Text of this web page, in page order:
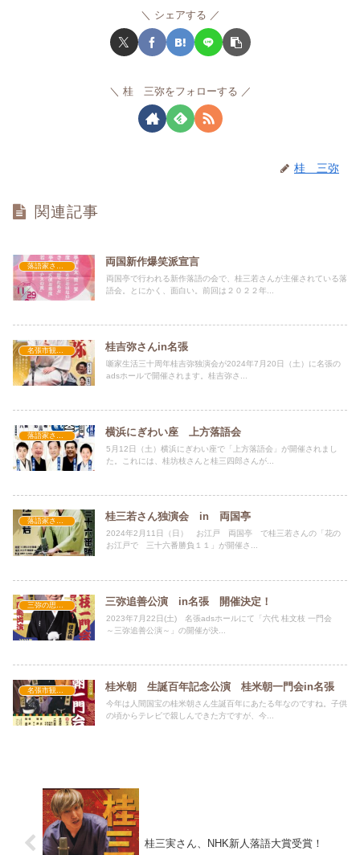
シェアする
桂 三弥をフォローする
桂 三弥
関連記事
両国新作爆笑派宣言
両国亭で行われる新作落語の会で、桂三若さんが主催されている落
語会。とにかく、面白い。前回は２０２２年...
名張市観光大使活動 桂吉弥さんin名張
噺家生活三十周年桂吉弥独演会が2024年7月20日（土）に名張の
adsホールで開催されます。桂吉弥さ...
横浜にぎわい座 上方落語会
5月12日（土）横浜にぎわい座で「上方落語会」が開催されまし
た。これには、桂坊枝さんと桂三四郎さんが...
桂三若さん独演会 in 両国亭
2024年2月11日（日） お江戸 両国亭 で桂三若さんの「花の
お江戸で 三十六番勝負１１」が開催さ...
三弥の思い出 三弥追善公演 in名張 開催決定！
2023年7月22日(土) 名張adsホールにて「六代 桂文枝 一門会
～三弥追善公演～」の開催が決...
名張市観光大使活動 桂米朝 生誕百年記念公演 桂米朝一門会in名張
今年は人間国宝の桂米朝さん生誕百年にあたる年なのですね。子供
の頃からテレビで親しんできた方ですが、今...
桂三実さん、NHK新人落語大賞受賞！